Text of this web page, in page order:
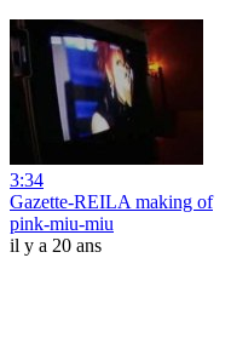
3:34
Gazette-REILA making of
pink-miu-miu
il y a 20 ans